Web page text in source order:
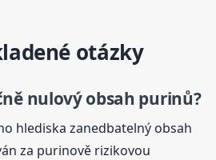
otázky
nulový obsah purinů?
hlediska zanedbatelný obsah
za purinově rizikovou